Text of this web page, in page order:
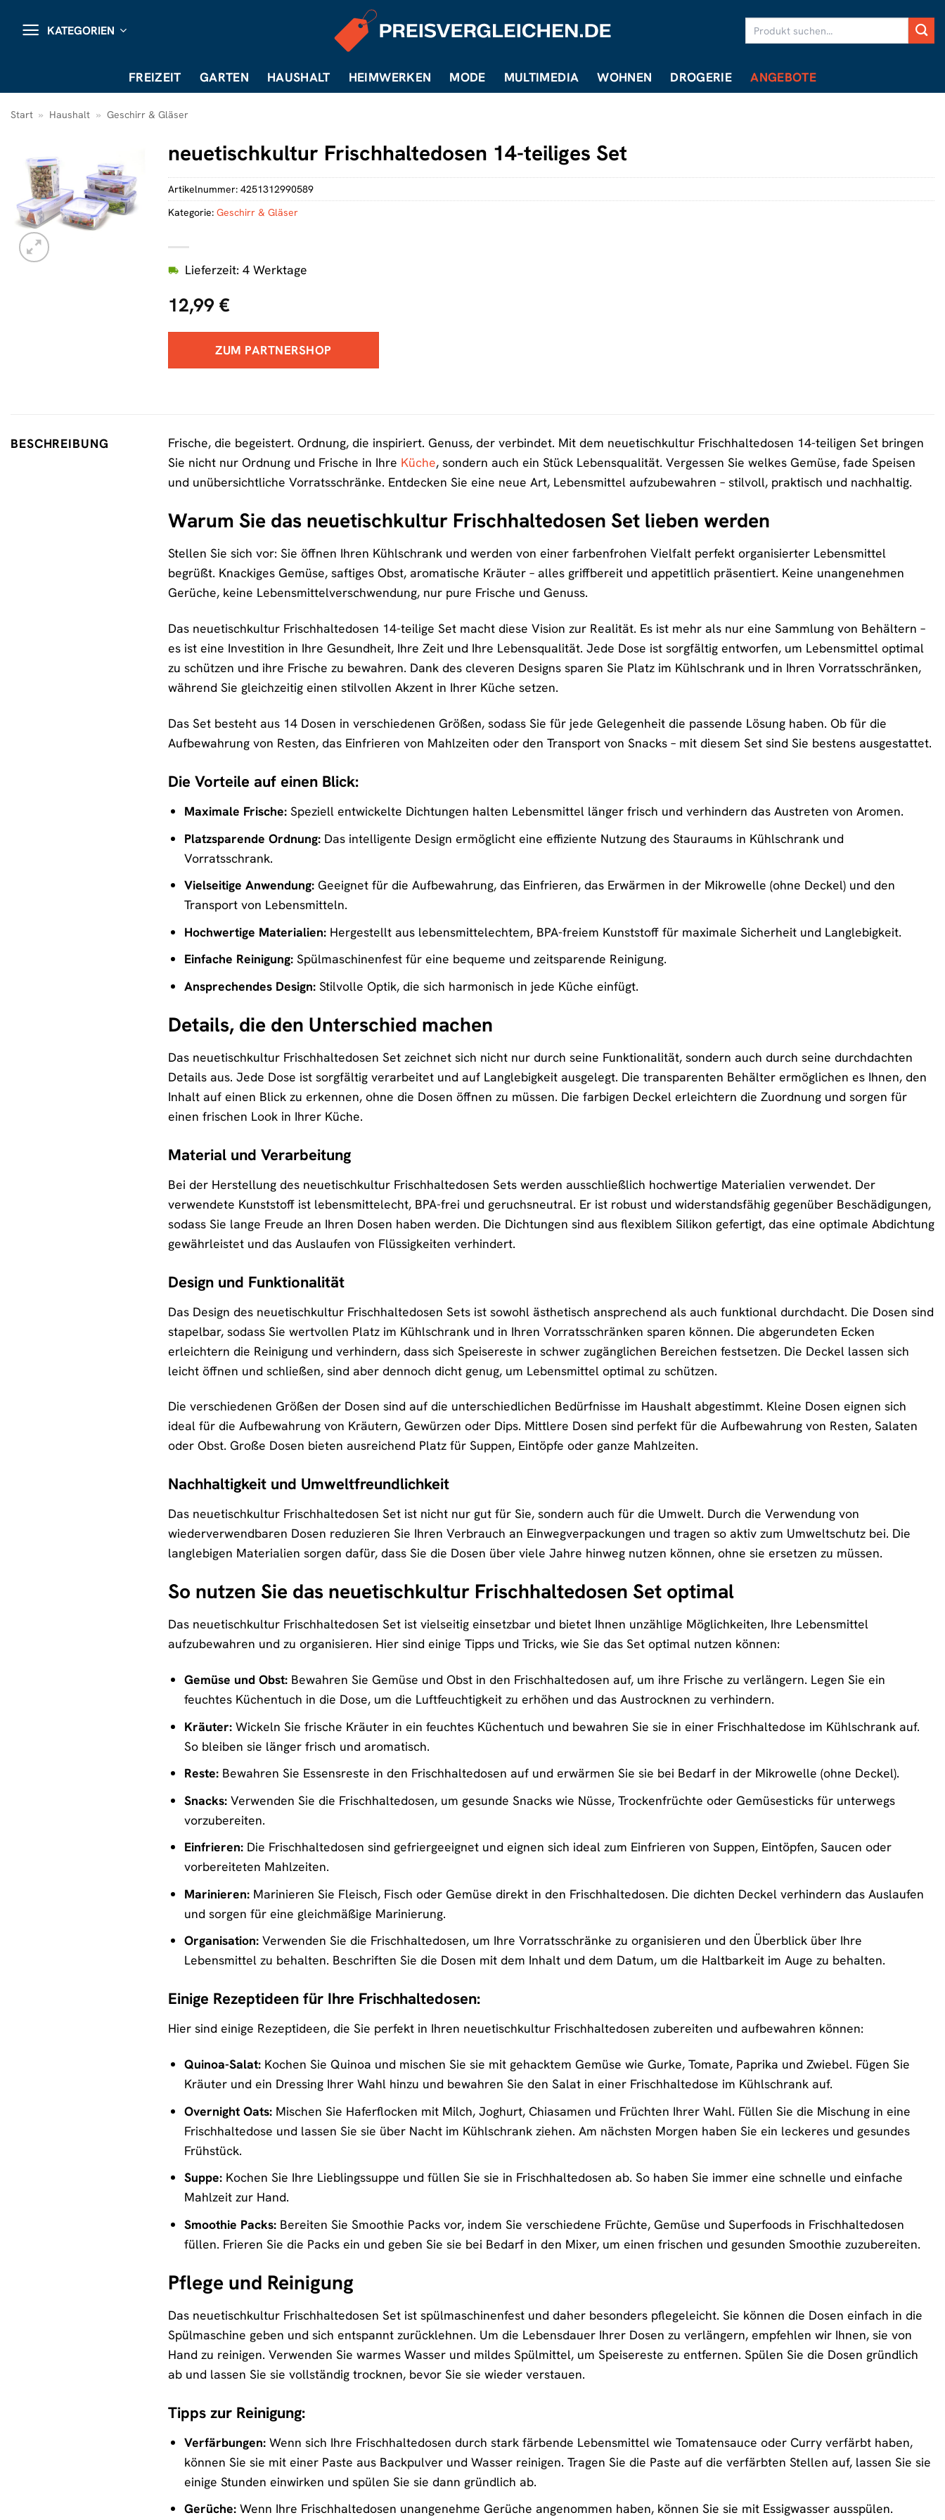
Inhalt
KATEGORIEN
FREIZEIT GARTEN HAUSHALT HEIMWERKEN MODE MULTIMEDIA WOHNEN DROGERIE ANGEBOTE
Start » Haushalt » Geschirr & Gläser
neuetischkultur Frischhaltedosen 14-teiliges Set
12,99 €
Lieferzeit: 4 Werktage
ZUM PARTNERSHOP
Artikelnummer: 4251312990589
Kategorie: Geschirr & Gläser
BESCHREIBUNG
Frische, die begeistert. Ordnung, die inspiriert. Genuss, der verbindet. Mit dem neuetischkultur Frischhaltedosen 14-teiligen Set bringen
Sie nicht nur Ordnung und Frische in Ihre Küche, sondern auch ein Stück Lebensqualität. Vergessen Sie welkes Gemüse, fade Speisen
und unübersichtliche Vorratsschränke. Entdecken Sie eine neue Art, Lebensmittel aufzubewahren – stilvoll, praktisch und nachhaltig.
Warum Sie das neuetischkultur Frischhaltedosen Set lieben werden
Stellen Sie sich vor: Sie öffnen Ihren Kühlschrank und werden von einer farbenfrohen Vielfalt perfekt organisierter Lebensmittel
begrüßt. Knackiges Gemüse, saftiges Obst, aromatische Kräuter – alles griffbereit und appetitlich präsentiert. Keine unangenehmen
Gerüche, keine Lebensmittelverschwendung, nur pure Frische und Genuss.
Das neuetischkultur Frischhaltedosen 14-teilige Set macht diese Vision zur Realität. Es ist mehr als nur eine Sammlung von Behältern –
es ist eine Investition in Ihre Gesundheit, Ihre Zeit und Ihre Lebensqualität. Jede Dose ist sorgfältig entworfen, um Lebensmittel optimal
zu schützen und ihre Frische zu bewahren. Dank des cleveren Designs sparen Sie Platz im Kühlschrank und in Ihren Vorratsschränken,
während Sie gleichzeitig einen stilvollen Akzent in Ihrer Küche setzen.
Das Set besteht aus 14 Dosen in verschiedenen Größen, sodass Sie für jede Gelegenheit die passende Lösung haben. Ob für die
Aufbewahrung von Resten, das Einfrieren von Mahlzeiten oder den Transport von Snacks – mit diesem Set sind Sie bestens ausgestattet.
Die Vorteile auf einen Blick:
Maximale Frische:Speziell entwickelte Dichtungen halten Lebensmittel länger frisch und verhindern das Austreten von Aromen.
Platzsparende Ordnung:Das intelligente Design ermöglicht eine effiziente Nutzung des Stauraums in Kühlschrank und
Vorratsschrank.
Vielseitige Anwendung:Geeignet für die Aufbewahrung, das Einfrieren, das Erwärmen in der Mikrowelle (ohne Deckel) und den
Transport von Lebensmitteln.
Hochwertige Materialien:Hergestellt aus lebensmittelechtem, BPA-freiem Kunststoff für maximale Sicherheit und Langlebigkeit.
Einfache Reinigung:Spülmaschinenfest für eine bequeme und zeitsparende Reinigung.
Ansprechendes Design:Stilvolle Optik, die sich harmonisch in jede Küche einfügt.
Details, die den Unterschied machen
Das neuetischkultur Frischhaltedosen Set zeichnet sich nicht nur durch seine Funktionalität, sondern auch durch seine durchdachten
Details aus. Jede Dose ist sorgfältig verarbeitet und auf Langlebigkeit ausgelegt. Die transparenten Behälter ermöglichen es Ihnen, den
Inhalt auf einen Blick zu erkennen, ohne die Dosen öffnen zu müssen. Die farbigen Deckel erleichtern die Zuordnung und sorgen für
einen frischen Look in Ihrer Küche.
Material und Verarbeitung
Bei der Herstellung des neuetischkultur Frischhaltedosen Sets werden ausschließlich hochwertige Materialien verwendet. Der
verwendete Kunststoff ist lebensmittelecht, BPA-frei und geruchsneutral. Er ist robust und widerstandsfähig gegenüber Beschädigungen,
sodass Sie lange Freude an Ihren Dosen haben werden. Die Dichtungen sind aus flexiblem Silikon gefertigt, das eine optimale Abdichtung
gewährleistet und das Auslaufen von Flüssigkeiten verhindert.
Design und Funktionalität
Das Design des neuetischkultur Frischhaltedosen Sets ist sowohl ästhetisch ansprechend als auch funktional durchdacht. Die Dosen sind
stapelbar, sodass Sie wertvollen Platz im Kühlschrank und in Ihren Vorratsschränken sparen können. Die abgerundeten Ecken
erleichtern die Reinigung und verhindern, dass sich Speisereste in schwer zugänglichen Bereichen festsetzen. Die Deckel lassen sich
leicht öffnen und schließen, sind aber dennoch dicht genug, um Lebensmittel optimal zu schützen.
Die verschiedenen Größen der Dosen sind auf die unterschiedlichen Bedürfnisse im Haushalt abgestimmt. Kleine Dosen eignen sich
ideal für die Aufbewahrung von Kräutern, Gewürzen oder Dips. Mittlere Dosen sind perfekt für die Aufbewahrung von Resten, Salaten
oder Obst. Große Dosen bieten ausreichend Platz für Suppen, Eintöpfe oder ganze Mahlzeiten.
Nachhaltigkeit und Umweltfreundlichkeit
Das neuetischkultur Frischhaltedosen Set ist nicht nur gut für Sie, sondern auch für die Umwelt. Durch die Verwendung von
wiederverwendbaren Dosen reduzieren Sie Ihren Verbrauch an Einwegverpackungen und tragen so aktiv zum Umweltschutz bei. Die
langlebigen Materialien sorgen dafür, dass Sie die Dosen über viele Jahre hinweg nutzen können, ohne sie ersetzen zu müssen.
So nutzen Sie das neuetischkultur Frischhaltedosen Set optimal
Das neuetischkultur Frischhaltedosen Set ist vielseitig einsetzbar und bietet Ihnen unzählige Möglichkeiten, Ihre Lebensmittel
aufzubewahren und zu organisieren. Hier sind einige Tipps und Tricks, wie Sie das Set optimal nutzen können:
Gemüse und Obst:Bewahren Sie Gemüse und Obst in den Frischhaltedosen auf, um ihre Frische zu verlängern. Legen Sie ein
feuchtes Küchentuch in die Dose, um die Luftfeuchtigkeit zu erhöhen und das Austrocknen zu verhindern.
Kräuter:Wickeln Sie frische Kräuter in ein feuchtes Küchentuch und bewahren Sie sie in einer Frischhaltedose im Kühlschrank auf.
So bleiben sie länger frisch und aromatisch.
Reste:Bewahren Sie Essensreste in den Frischhaltedosen auf und erwärmen Sie sie bei Bedarf in der Mikrowelle (ohne Deckel).
Snacks:Verwenden Sie die Frischhaltedosen, um gesunde Snacks wie Nüsse, Trockenfrüchte oder Gemüsesticks für unterwegs
vorzubereiten.
Einfrieren:Die Frischhaltedosen sind gefriergeeignet und eignen sich ideal zum Einfrieren von Suppen, Eintöpfen, Saucen oder
vorbereiteten Mahlzeiten.
Marinieren:Marinieren Sie Fleisch, Fisch oder Gemüse direkt in den Frischhaltedosen. Die dichten Deckel verhindern das Auslaufen
und sorgen für eine gleichmäßige Marinierung.
Organisation:Verwenden Sie die Frischhaltedosen, um Ihre Vorratsschränke zu organisieren und den Überblick über Ihre
Lebensmittel zu behalten. Beschriften Sie die Dosen mit dem Inhalt und dem Datum, um die Haltbarkeit im Auge zu behalten.
Einige Rezeptideen für Ihre Frischhaltedosen:
Hier sind einige Rezeptideen, die Sie perfekt in Ihren neuetischkultur Frischhaltedosen zubereiten und aufbewahren können:
Quinoa-Salat:Kochen Sie Quinoa und mischen Sie sie mit gehacktem Gemüse wie Gurke, Tomate, Paprika und Zwiebel. Fügen Sie
Kräuter und ein Dressing Ihrer Wahl hinzu und bewahren Sie den Salat in einer Frischhaltedose im Kühlschrank auf.
Overnight Oats:Mischen Sie Haferflocken mit Milch, Joghurt, Chiasamen und Früchten Ihrer Wahl. Füllen Sie die Mischung in eine
Frischhaltedose und lassen Sie sie über Nacht im Kühlschrank ziehen. Am nächsten Morgen haben Sie ein leckeres und gesundes
Frühstück.
Suppe:Kochen Sie Ihre Lieblingssuppe und füllen Sie sie in Frischhaltedosen ab. So haben Sie immer eine schnelle und einfache
Mahlzeit zur Hand.
Smoothie Packs:Bereiten Sie Smoothie Packs vor, indem Sie verschiedene Früchte, Gemüse und Superfoods in Frischhaltedosen
füllen. Frieren Sie die Packs ein und geben Sie sie bei Bedarf in den Mixer, um einen frischen und gesunden Smoothie zuzubereiten.
Pflege und Reinigung
Das neuetischkultur Frischhaltedosen Set ist spülmaschinenfest und daher besonders pflegeleicht. Sie können die Dosen einfach in die
Spülmaschine geben und sich entspannt zurücklehnen. Um die Lebensdauer Ihrer Dosen zu verlängern, empfehlen wir Ihnen, sie von
Hand zu reinigen. Verwenden Sie warmes Wasser und mildes Spülmittel, um Speisereste zu entfernen. Spülen Sie die Dosen gründlich
ab und lassen Sie sie vollständig trocknen, bevor Sie sie wieder verstauen.
Tipps zur Reinigung:
Verfärbungen:Wenn sich Ihre Frischhaltedosen durch stark färbende Lebensmittel wie Tomatensauce oder Curry verfärbt haben,
können Sie sie mit einer Paste aus Backpulver und Wasser reinigen. Tragen Sie die Paste auf die verfärbten Stellen auf, lassen Sie sie
einige Stunden einwirken und spülen Sie sie dann gründlich ab.
Gerüche:Wenn Ihre Frischhaltedosen unangenehme Gerüche angenommen haben, können Sie sie mit Essigwasser ausspülen.